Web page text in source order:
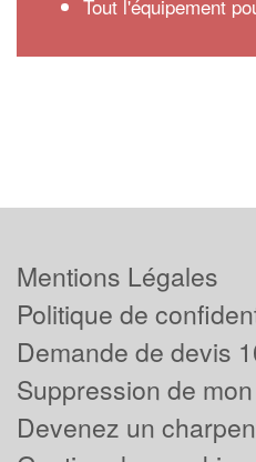
Tout l'équipement
Mentions Légales
Politique de
Demande de devis
Suppression de
Devenez un